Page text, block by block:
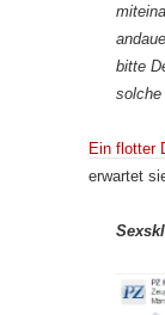
bitte
solche
Ein flotter
erwartet